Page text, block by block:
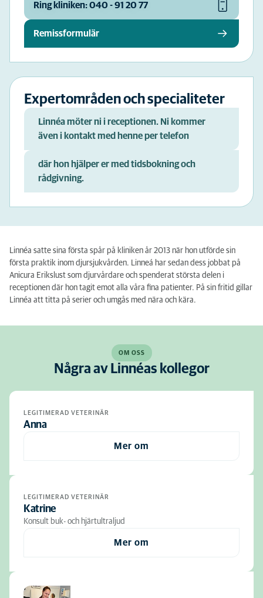
Ring kliniken: 040 - 91 20 77
Remissformulär
Expertområden och specialiteter
Linnéa möter ni i receptionen. Ni kommer
även i kontakt med henne per telefon
där hon hjälper er med tidsbokning och
rådgivning.
Linnéa satte sina första spår på kliniken år 2013 när hon utförde sin
första praktik inom djursjukvården. Linneá har sedan dess jobbat på
Anicura Erikslust som djurvårdare och spenderat största delen i
receptionen där hon tagit emot alla våra fina patienter. På sin fritid gillar
Linnéa att titta på serier och umgås med nära och kära.
OM OSS
Några av Linnéas kollegor
LEGITIMERAD VETERINÄR
Anna
Mer om
LEGITIMERAD VETERINÄR
Katrine
Konsult buk- och hjärtultraljud
Mer om